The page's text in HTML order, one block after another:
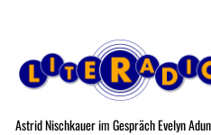
Astrid Nischkauer im Gespräch Evelyn